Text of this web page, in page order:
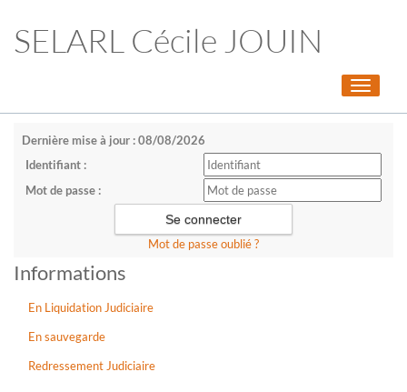
SELARL Cécile JOUIN
Toggle
Dernière mise à jour : 08/08/2026
Identifiant :
Mot de passe :
Mot de passe oublié ?
Informations
En Liquidation Judiciaire
En sauvegarde
Redressement Judiciaire